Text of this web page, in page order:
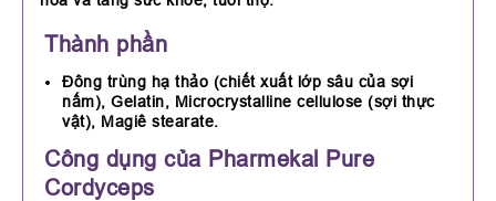
Thành phần
Đông trùng hạ thảo (chiết xuất lớp sâu của sợi
nấm), Gelatin, Microcrystalline cellulose (sợi thực
vật), Magiê stearate.
Công dụng của Pharmekal Pure
Cordyceps